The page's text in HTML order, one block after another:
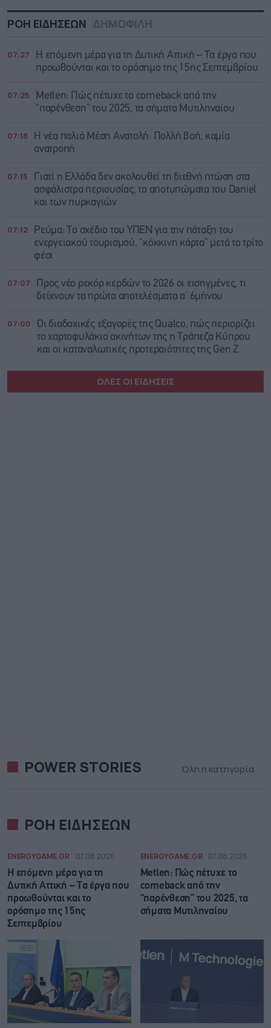
ΡΟΗ ΕΙΔΗΣΕΩΝ ΔΗΜΟΦΙΛΗ
07:27
Η επόμενη μέρα για τη Δυτική Αττική – Τα έργα που
προωθούνται και το ορόσημο της 15ης Σεπτεμβρίου
07:25
Metlen: Πώς πέτυχε το comeback από την
“παρένθεση” του 2025, τα σήματα Μυτιληναίου
07:18
Η νέα παλιά Μέση Ανατολή: Πολλή βοή, καμία
ανατροπή
07:15
Γιατί η Ελλάδα δεν ακολουθεί τη διεθνή πτώση στα
ασφάλιστρα περιουσίας, τα αποτυπώματα του Daniel
και των πυρκαγιών
07:12
Ρεύμα: Το σχέδιο του ΥΠΕΝ για την πάταξη του
ενεργειακού τουρισμού, “κόκκινη κάρτα” μετά το τρίτο
φέσι
07:07
Προς νέο ρεκόρ κερδών το 2026 οι εισηγμένες, τι
δείχνουν τα πρώτα αποτελέσματα α’ 6μήνου
07:00
Οι διαδοχικές εξαγορές της Qualco, πώς περιορίζει
το χαρτοφυλάκιο ακινήτων της η Τράπεζα Κύπρου
και οι καταναλωτικές προτεραιότητες της Gen Z
ΟΛΕΣ ΟΙ ΕΙΔΗΣΕΙΣ
POWER STORIES Όλη η κατηγορία
ΡΟΗ ΕΙΔΗΣΕΩΝ
ENERGYGAME.GR 07.08.2026
Η επόμενη μέρα για τη
Δυτική Αττική – Τα έργα που
προωθούνται και το
ορόσημο της 15ης
Σεπτεμβρίου
ENERGYGAME.GR 07.08.2026
Metlen: Πώς πέτυχε το
comeback από την
“παρένθεση” του 2025, τα
σήματα Μυτιληναίου